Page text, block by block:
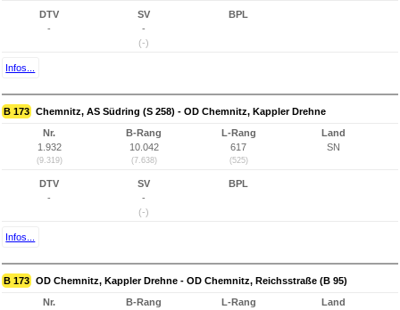
DTV
-
SV
-
(-)
BPL
Infos...
B 173 Chemnitz, AS Südring (S 258) - OD Chemnitz, Kappler Drehne
Nr.
1.932
(9.319)
B-Rang
10.042
(7.638)
L-Rang
617
(525)
Land
SN
DTV
-
SV
-
(-)
BPL
Infos...
B 173 OD Chemnitz, Kappler Drehne - OD Chemnitz, Reichsstraße (B 95)
Nr.
B-Rang
L-Rang
Land